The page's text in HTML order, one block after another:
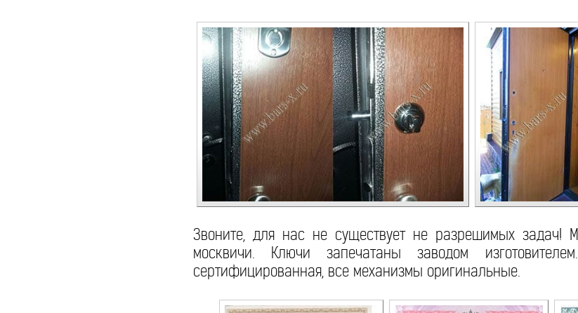
Звоните, для нас не существует не разрешимых задач!
москвичи. Ключи запечатаны заводом
сертифицированная, все механизмы оригинальные.